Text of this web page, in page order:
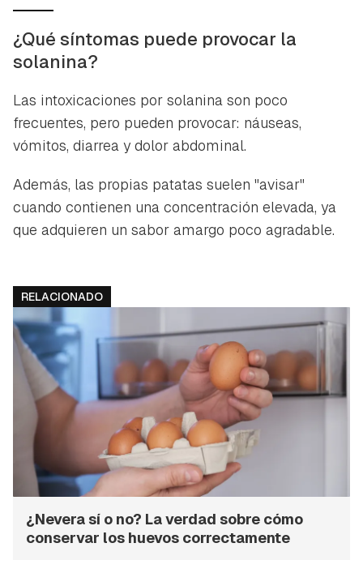
¿Qué síntomas puede provocar la
solanina?
Las intoxicaciones por solanina son poco
frecuentes, pero pueden provocar: náuseas,
vómitos, diarrea y dolor abdominal.
Además, las propias patatas suelen "avisar"
cuando contienen una concentración elevada, ya
que adquieren un sabor amargo poco agradable.
RELACIONADO
¿Nevera sí o no? La verdad sobre cómo
conservar los huevos correctamente